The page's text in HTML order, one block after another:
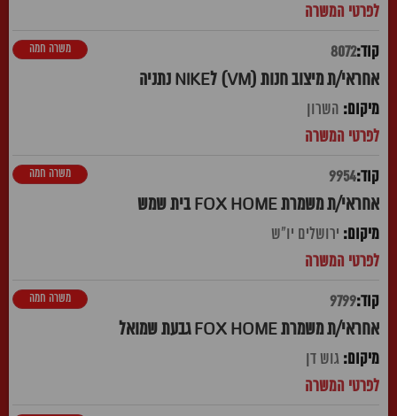
8072
אחראי/ת מיצוב חנות (VM) לNIKE נתניה
משרה חמה
השרון
9954
אחראי/ת משמרת FOX HOME בית שמש
משרה חמה
ירושלים יו"ש
9799
אחראי/ת משמרת FOX HOME גבעת שמואל
משרה חמה
גוש דן